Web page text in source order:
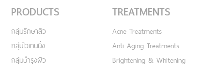
PRODUCTS
กลุ่มรักษาสิว
กลุ่มไวเทนนิ่ง
กลุ่มบำรุงผิว
TREATMENTS
Acne Treatments
Anti Aging Treatments
Brightening & Whitening